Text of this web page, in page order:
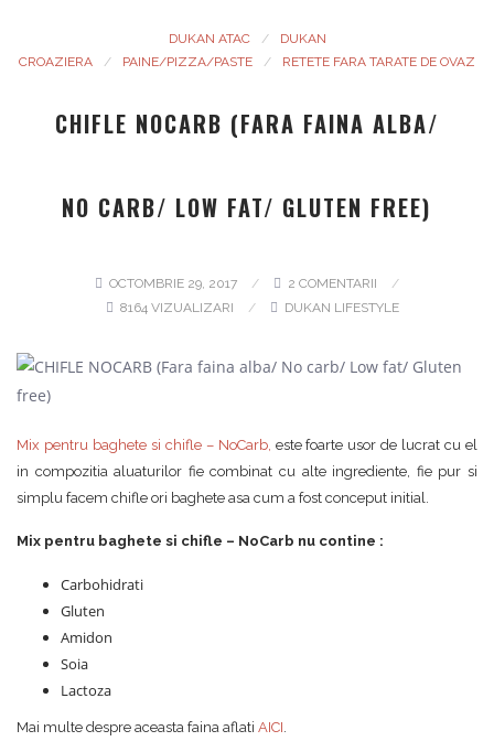
DUKAN ATAC
DUKAN
CROAZIERA
PAINE/PIZZA/PASTE RETETE FARA TARATE DE OVAZ
CHIFLE NOCARB (FARA FAINA ALBA/
NO CARB/ LOW FAT/ GLUTEN FREE)
OCTOMBRIE 29, 2017
2 COMENTARII
8164 VIZUALIZARI
DUKAN LIFESTYLE
Mix pentru baghete si chifle – NoCarb, este foarte usor de lucrat cu el
in compozitia aluaturilor fie combinat cu alte ingrediente, fie pur si
simplu facem chifle ori baghete asa cum a fost conceput initial.
Mix pentru baghete si chifle – NoCarb nu contine :
Carbohidrati
Gluten
Amidon
Soia
Lactoza
Mai multe despre aceasta faina aflati AICI.